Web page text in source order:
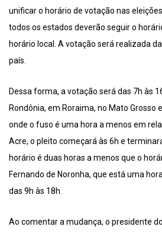
unificar o horário de votação nas
todos os estados deverão seguir o
horário local. A votação será realizada
país.
Dessa forma, a votação será das 7h às
Rondônia, em Roraima, no Mato Grosso
onde o fuso é uma hora a menos em
Acre, o pleito começará às 6h e
horário é duas horas a menos que o
Fernando de Noronha, que está uma
das 9h às 18h.
Ao comentar a mudança, o presidente